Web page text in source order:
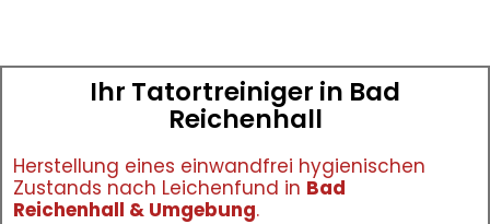
Ihr Tatortreiniger in Bad
Reichenhall
Herstellung eines einwandfrei hygienischen
Zustands nach Leichenfund in Bad
Reichenhall & Umgebung.